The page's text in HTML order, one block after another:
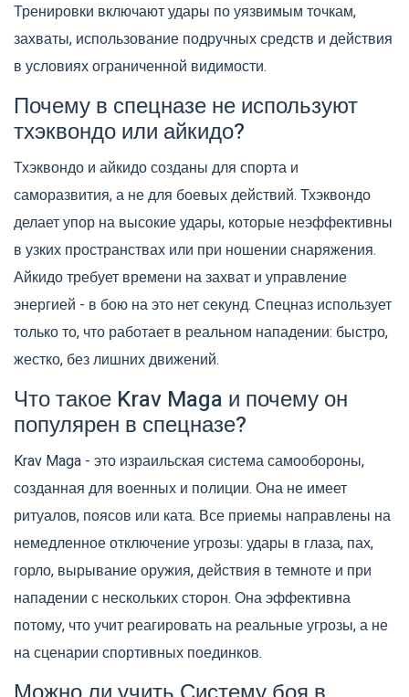
Тренировки включают удары по уязвимым точкам,
захваты, использование подручных средств и действия
в условиях ограниченной видимости.
Почему в спецназе не используют
тхэквондо или айкидо?
Тхэквондо и айкидо созданы для спорта и
саморазвития, а не для боевых действий. Тхэквондо
делает упор на высокие удары, которые неэффективны
в узких пространствах или при ношении снаряжения.
Айкидо требует времени на захват и управление
энергией - в бою на это нет секунд. Спецназ использует
только то, что работает в реальном нападении: быстро,
жестко, без лишних движений.
Что такое Krav Maga и почему он
популярен в спецназе?
Krav Maga - это израильская система самообороны,
созданная для военных и полиции. Она не имеет
ритуалов, поясов или ката. Все приемы направлены на
немедленное отключение угрозы: удары в глаза, пах,
горло, вырывание оружия, действия в темноте и при
нападении с нескольких сторон. Она эффективна
потому, что учит реагировать на реальные угрозы, а не
на сценарии спортивных поединков.